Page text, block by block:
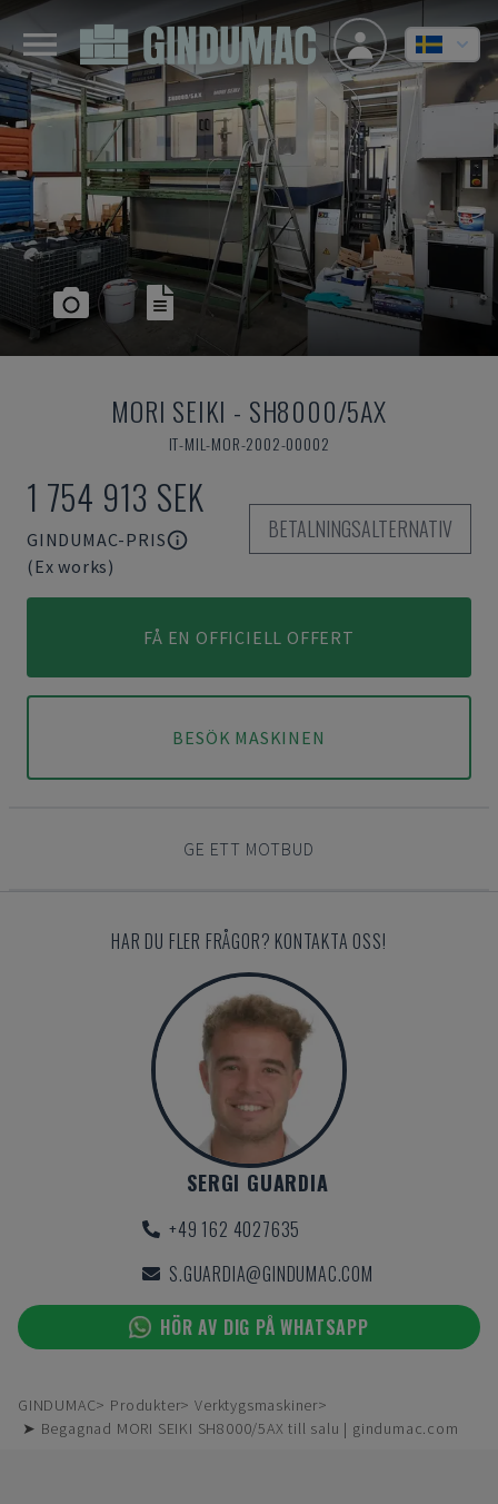
MORI SEIKI - SH8000/5AX
IT-MIL-MOR-2002-00002
1 754 913 SEK
GINDUMAC-PRIS
(Ex works)
BETALNINGSALTERNATIV
FÅ EN OFFICIELL OFFERT
BESÖK MASKINEN
GE ETT MOTBUD
HAR DU FLER FRÅGOR? KONTAKTA OSS!
SERGI GUARDIA
+49 162 4027635
S.GUARDIA@GINDUMAC.COM
HÖR AV DIG PÅ WHATSAPP
GINDUMAC Produkter
Verktygsmaskiner
➤ Begagnad MORI SEIKI SH8000/5AX till salu | gindumac.com